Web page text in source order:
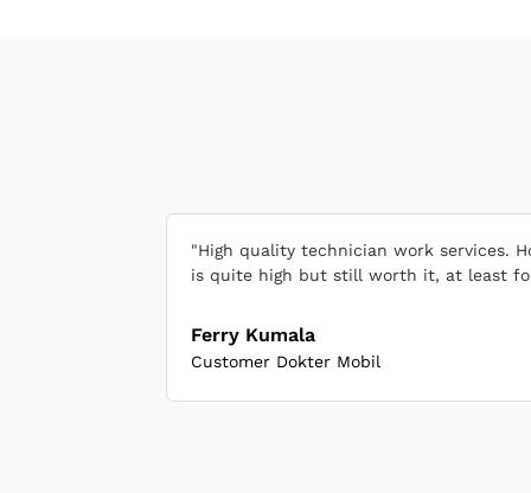
"High quality technician work services.
is quite high but still worth it, at least
Ferry Kumala
Customer Dokter Mobil